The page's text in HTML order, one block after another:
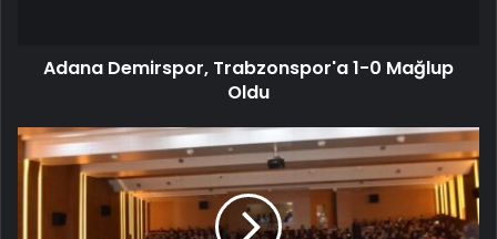
Adana Demirspor, Trabzonspor'a 1-0 Mağlup
Oldu